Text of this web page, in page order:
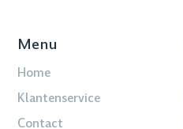
Menu
Home
Klantenservice
Contact